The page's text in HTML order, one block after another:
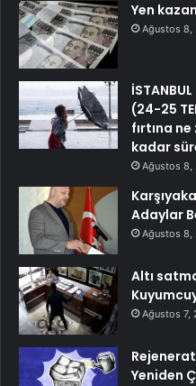
Yen
Ağustos 8,
(24-25
fırtına
kadar
Ağustos 8,
Adaylar
Ağustos 8,
Altı
Ağustos 7,
Yeniden